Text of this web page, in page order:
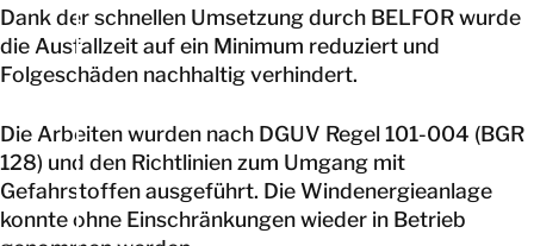
Dank der schnellen Umsetzung durch BELFOR wurde
die Ausfallzeit auf ein Minimum reduziert und
Folgeschäden nachhaltig verhindert.
Die Arbeiten wurden nach DGUV Regel 101-004 (BGR
128) und den Richtlinien zum Umgang mit
Gefahrstoffen ausgeführt. Die Windenergieanlage
konnte ohne Einschränkungen wieder in Betrieb